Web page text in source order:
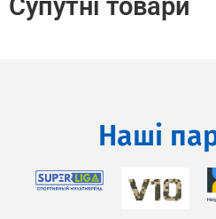
Супутні товари
Наші